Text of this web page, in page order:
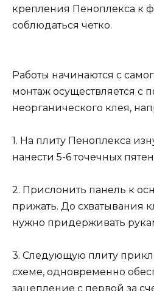
крепления Пеноплекса к
соблюдаться четко.
Работы начинаются с
монтаж осуществляется с
неорганического клея,
1. На плиту Пеноплекса
нанести 5-6 точечных
2. Прислонить панель к
прижать. До схватывания
нужно придерживать
3. Следующую плиту
схеме, одновременно
зацепление с первой за